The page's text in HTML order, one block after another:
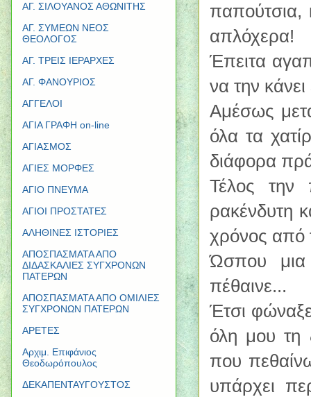
παπούτσια,
απλόχερα!
Έπειτα
να την
Αμέσως
όλα τα
διάφορα
Τέλος την
ρακένδυτη
χρόνος από
Ώσπου μια
πέθαινε...
Έτσι
όλη μου τη
που
υπάρχει
ΑΓ. ΣΙΛΟΥΑΝΟΣ ΑΘΩΝΙΤΗΣ
ΑΓ. ΣΥΜΕΩΝ ΝΕΟΣ
ΘΕΟΛΟΓΟΣ
ΑΓ. ΤΡΕΙΣ ΙΕΡΑΡΧΕΣ
ΑΓ. ΦΑΝΟΥΡΙΟΣ
ΑΓΓΕΛΟΙ
ΑΓΙΑ ΓΡΑΦΗ on-line
ΑΓΙΑΣΜΟΣ
ΑΓΙΕΣ ΜΟΡΦΕΣ
ΑΓΙΟ ΠΝΕΥΜΑ
ΑΓΙΟΙ ΠΡΟΣΤΑΤΕΣ
ΑΛΗΘΙΝΕΣ ΙΣΤΟΡΙΕΣ
ΑΠΟΣΠΑΣΜΑΤΑ ΑΠΟ
ΔΙΔΑΣΚΑΛΙΕΣ ΣΥΓΧΡΟΝΩΝ
ΠΑΤΕΡΩΝ
ΑΠΟΣΠΑΣΜΑΤΑ ΑΠΟ ΟΜΙΛΙΕΣ
ΣΥΓΧΡΟΝΩΝ ΠΑΤΕΡΩΝ
ΑΡΕΤΕΣ
Αρχιμ. Επιφάνιος
Θεοδωρόπουλος
ΔΕΚΑΠΕΝΤΑΥΓΟΥΣΤΟΣ